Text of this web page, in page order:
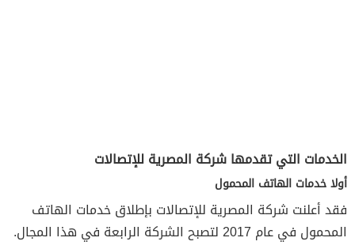
الخدمات التي تقدمها شركة المصرية للإتصالات
أولا خدمات الهاتف المحمول
فقد أعلنت شركة المصرية للإتصالات بإطلاق خدمات الهاتف
المحمول في عام 2017 لتصبح الشركة الرابعة في هذا المجال.